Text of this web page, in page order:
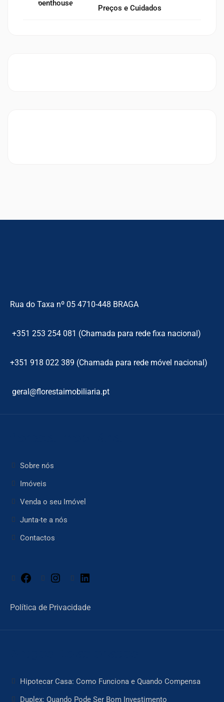
Preços e Cuidados
Rua do Taxa nº 05 4710-448 BRAGA
+351 253 254 081 (Chamada para rede fixa nacional)
+351 918 022 389 (Chamada para rede móvel nacional)
geral@florestaimobiliaria.pt
Sobre nós
Imóveis
Venda o seu Imóvel
Junta-te a nós
Contactos
Facebook Instagram
Política de Privacidade
Hipotecar Casa: Como Funciona e Quando Compensa
Duplex: Quando Pode Ser Bom Investimento